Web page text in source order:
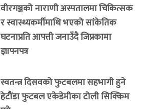
वीरगञ्जको नाराणी अस्पतालमा चिकित्सक
र स्वास्थ्यकर्मीमाथि भएको सांकेतिक
घटनाप्रति आपत्ती जनाउँदै जिप्रकामा
ज्ञापनपत्र
स्वतन्त्र दिसवको फुटबलमा सहभागी हुने
हेटौंडा फुटबल एकेडेमीका टोली सिक्किम